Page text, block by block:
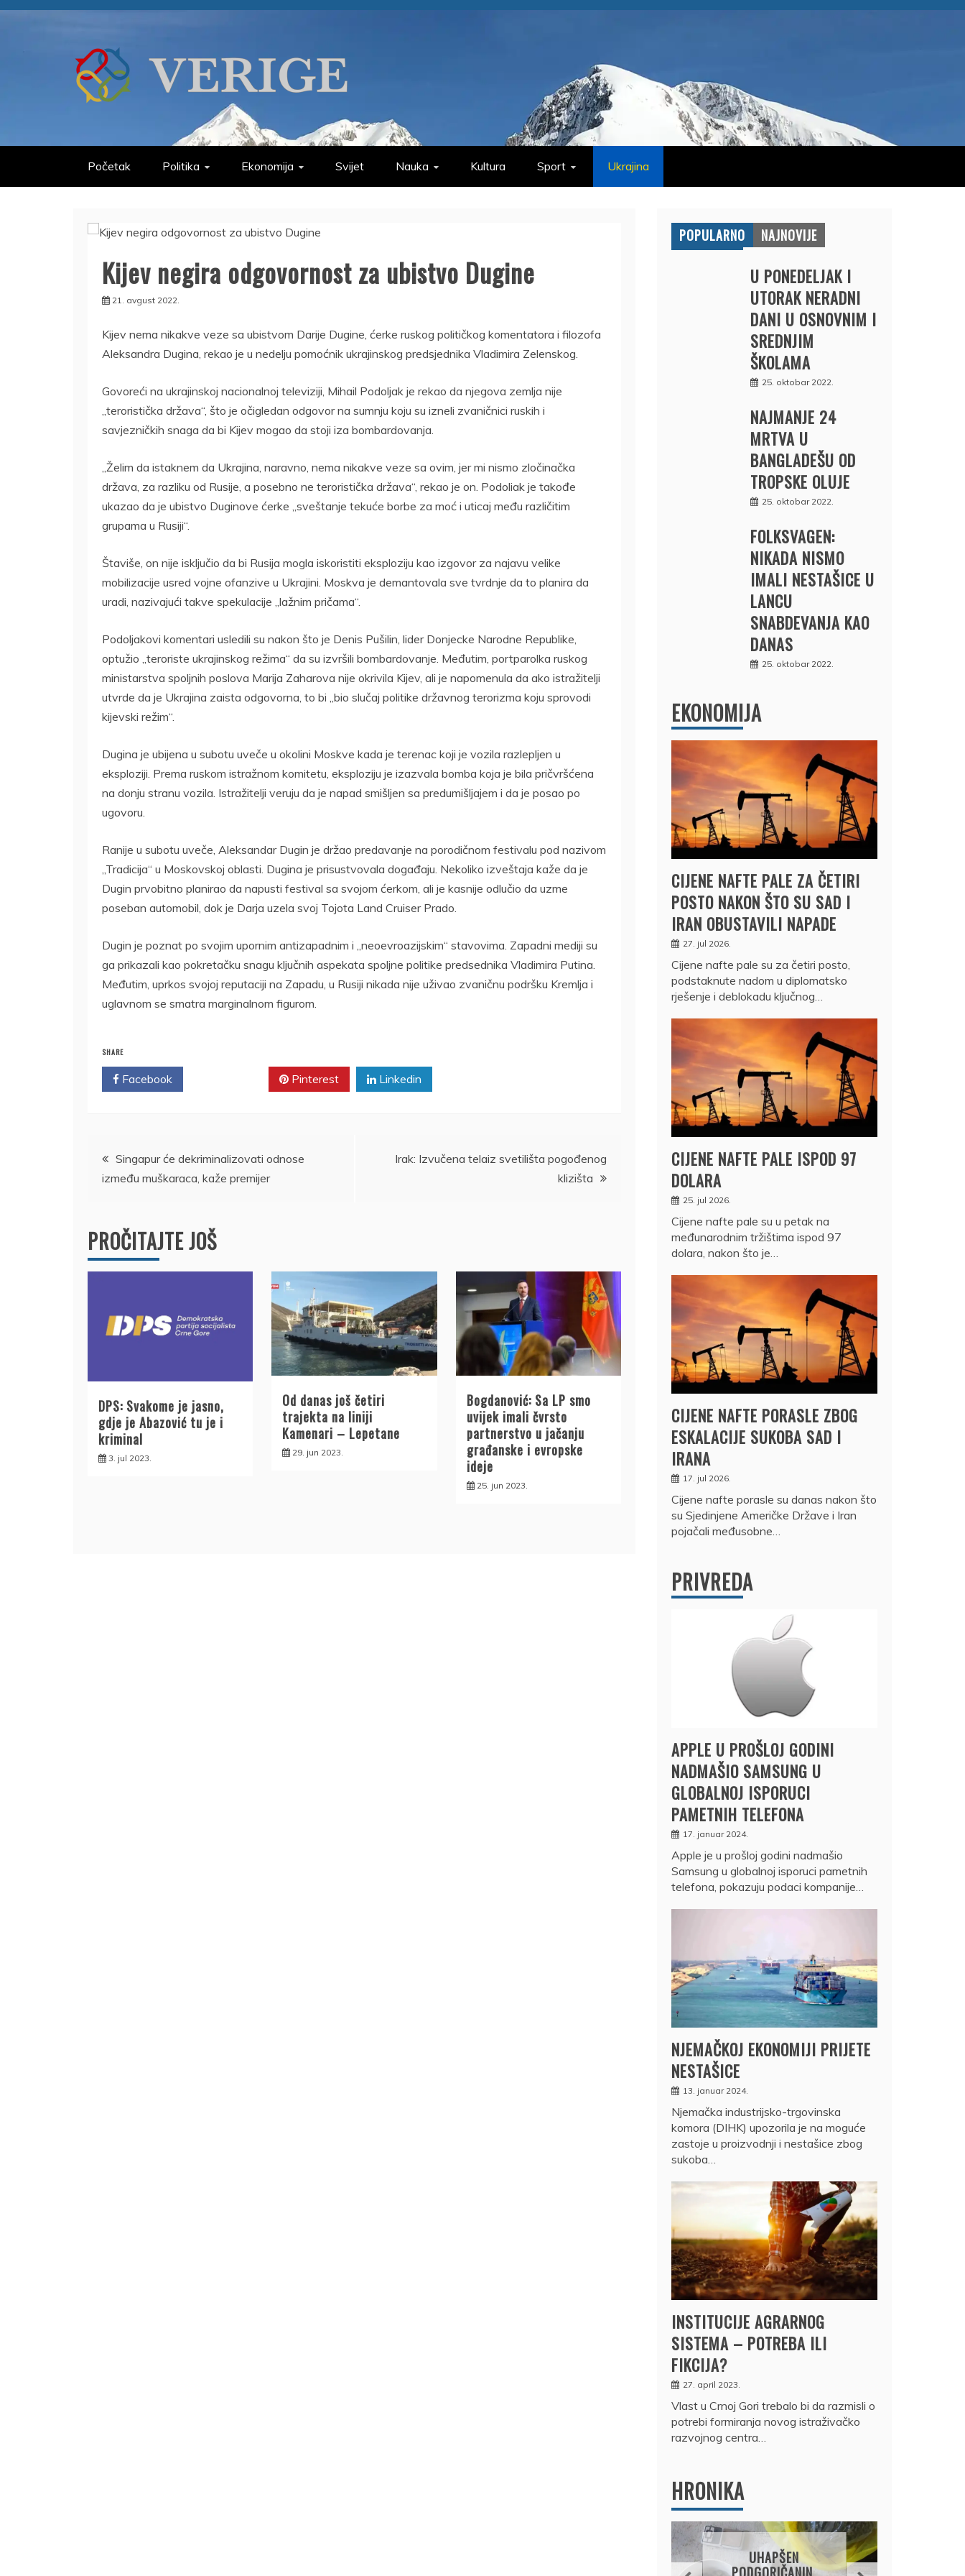
Skip
VERIGE
Početak Politika Ekonomija Svijet Nauka Kultura Sport Ukrajina
Kijev negira odgovornost za ubistvo Dugine
21. avgust 2022.
Kijev nema nikakve veze sa ubistvom Darije Dugine, ćerke ruskog političkog komentatora i filozofa
Aleksandra Dugina, rekao je u nedelju pomoćnik ukrajinskog predsjednika Vladimira Zelenskog.
Govoreći na ukrajinskoj nacionalnoj televiziji, Mihail Podoljak je rekao da njegova zemlja nije
„teroristička država“, što je očigledan odgovor na sumnju koju su izneli zvaničnici ruskih i
savjezničkih snaga da bi Kijev mogao da stoji iza bombardovanja.
„Želim da istaknem da Ukrajina, naravno, nema nikakve veze sa ovim, jer mi nismo zločinačka
država, za razliku od Rusije, a posebno ne teroristička država“, rekao je on. Podoliak je takođe
ukazao da je ubistvo Duginove ćerke „sveštanje tekuće borbe za moć i uticaj među različitim
grupama u Rusiji“.
Štaviše, on nije isključio da bi Rusija mogla iskoristiti eksploziju kao izgovor za najavu velike
mobilizacije usred vojne ofanzive u Ukrajini. Moskva je demantovala sve tvrdnje da to planira da
uradi, nazivajući takve spekulacije „lažnim pričama“.
Podoljakovi komentari usledili su nakon što je Denis Pušilin, lider Donjecke Narodne Republike,
optužio „teroriste ukrajinskog režima“ da su izvršili bombardovanje. Međutim, portparolka ruskog
ministarstva spoljnih poslova Marija Zaharova nije okrivila Kijev, ali je napomenula da ako istražitelji
utvrde da je Ukrajina zaista odgovorna, to bi „bio slučaj politike državnog terorizma koju sprovodi
kijevski režim“.
Dugina je ubijena u subotu uveče u okolini Moskve kada je terenac koji je vozila razlepljen u
eksploziji. Prema ruskom istražnom komitetu, eksploziju je izazvala bomba koja je bila pričvršćena
na donju stranu vozila. Istražitelji veruju da je napad smišljen sa predumišljajem i da je posao po
ugovoru.
Ranije u subotu uveče, Aleksandar Dugin je držao predavanje na porodičnom festivalu pod nazivom
„Tradicija“ u Moskovskoj oblasti. Dugina je prisustvovala događaju. Nekoliko izveštaja kaže da je
Dugin prvobitno planirao da napusti festival sa svojom ćerkom, ali je kasnije odlučio da uzme
poseban automobil, dok je Darja uzela svoj Tojota Land Cruiser Prado.
Dugin je poznat po svojim upornim antizapadnim i „neoevroazijskim“ stavovima. Zapadni mediji su
ga prikazali kao pokretačku snagu ključnih aspekata spoljne politike predsednika Vladimira Putina.
Međutim, uprkos svojoj reputaciji na Zapadu, u Rusiji nikada nije uživao zvaničnu podršku Kremlja i
uglavnom se smatra marginalnom figurom.
SHARE
Facebook Pinterest Linkedin
Kretanje
članka
Singapur će dekriminalizovati odnose
između muškaraca, kaže premijer
Irak: Izvučena telaiz svetilišta pogođenog
klizišta
PROČITAJTE JOŠ
DPS: Svakome je jasno,
gdje je Abazović tu je i
kriminal
3. jul 2023.
Od danas još četiri
trajekta na liniji
Kamenari – Lepetane
29. jun 2023.
Bogdanović: Sa LP smo
uvijek imali čvrsto
partnerstvo u jačanju
građanske i evropske
ideje
25. jun 2023.
POPULARNO NAJNOVIJE
U PONEDELJAK I
UTORAK NERADNI
DANI U OSNOVNIM I
SREDNJIM
ŠKOLAMA
25. oktobar 2022.
NAJMANJE 24
MRTVA U
BANGLADEŠU OD
TROPSKE OLUJE
25. oktobar 2022.
FOLKSVAGEN:
NIKADA NISMO
IMALI NESTAŠICE U
LANCU
SNABDEVANJA KAO
DANAS
25. oktobar 2022.
EKONOMIJA
CIJENE NAFTE PALE ZA ČETIRI
POSTO NAKON ŠTO SU SAD I
IRAN OBUSTAVILI NAPADE
27. jul 2026.
Cijene nafte pale su za četiri posto,
podstaknute nadom u diplomatsko
rješenje i deblokadu ključnog…
CIJENE NAFTE PALE ISPOD 97
DOLARA
25. jul 2026.
Cijene nafte pale su u petak na
međunarodnim tržištima ispod 97
dolara, nakon što je…
CIJENE NAFTE PORASLE ZBOG
ESKALACIJE SUKOBA SAD I
IRANA
17. jul 2026.
Cijene nafte porasle su danas nakon što
su Sjedinjene Američke Države i Iran
pojačali međusobne…
PRIVREDA
APPLE U PROŠLOJ GODINI
NADMAŠIO SAMSUNG U
GLOBALNOJ ISPORUCI
PAMETNIH TELEFONA
17. januar 2024.
Apple je u prošloj godini nadmašio
Samsung u globalnoj isporuci pametnih
telefona, pokazuju podaci kompanije…
NJEMAČKOJ EKONOMIJI PRIJETE
NESTAŠICE
13. januar 2024.
Njemačka industrijsko-trgovinska
komora (DIHK) upozorila je na moguće
zastoje u proizvodnji i nestašice zbog
sukoba…
INSTITUCIJE AGRARNOG
SISTEMA – POTREBA ILI
FIKCIJA?
27. april 2023.
Vlast u Crnoj Gori trebalo bi da razmisli o
potrebi formiranja novog istraživačko
razvojnog centra…
HRONIKA
UHAPŠEN